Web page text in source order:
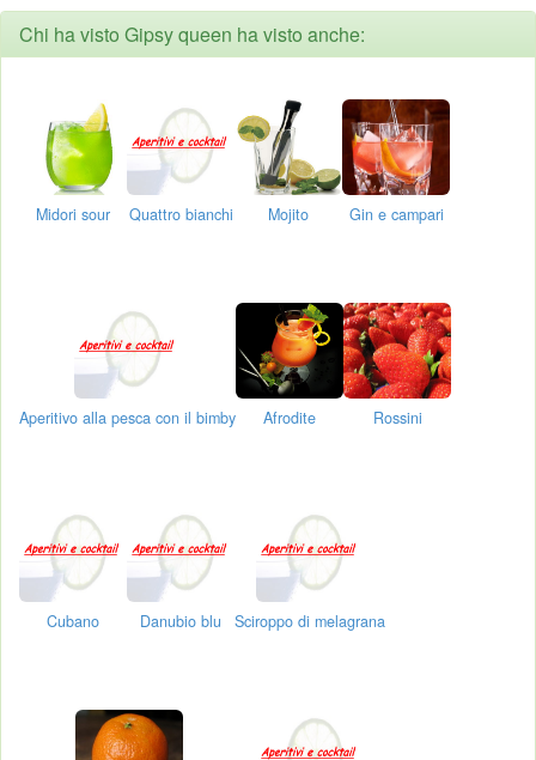
Chi ha visto Gipsy queen ha visto anche:
Midori sour Quattro bianchi Mojito Gin e campari
Aperitivo alla pesca con il bimby Afrodite Rossini
Cubano Danubio blu Sciroppo di melagrana